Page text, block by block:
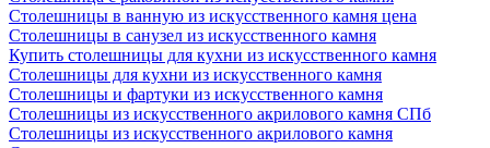
Столешницы в ванную из искусственного камня цена
Столешницы в санузел из искусственного камня
Купить столешницы для кухни из искусственного камня
Столешницы для кухни из искусственного камня
Столешницы и фартуки из искусственного камня
Столешницы из искусственного акрилового камня СПб
Столешницы из искусственного акрилового камня